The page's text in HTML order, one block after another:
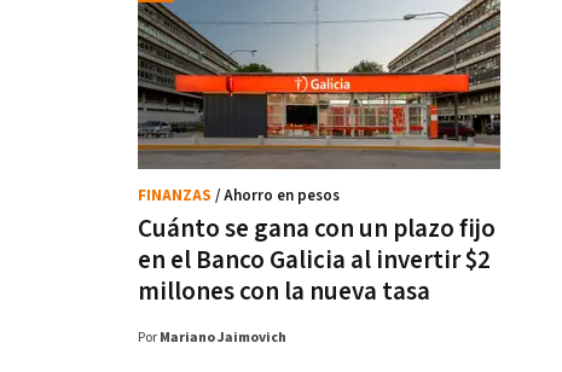
Cuánto se gana con un plazo fijo
en el Banco Galicia al invertir $2
millones con la nueva tasa
FINANZAS / Ahorro en pesos
Por Mariano Jaimovich